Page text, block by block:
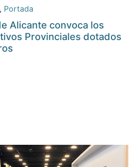
, Portada
Alicante convoca los
Provinciales dotados